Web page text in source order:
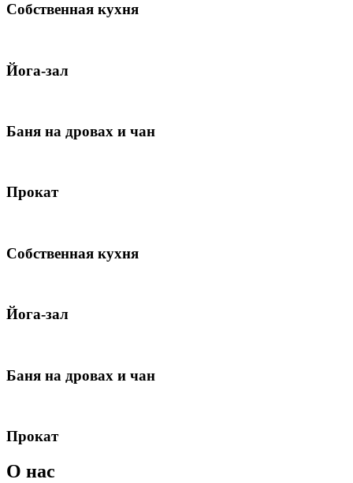
Собственная кухня
Йога-зал
Баня на дровах и чан
Прокат
Собственная кухня
Йога-зал
Баня на дровах и чан
Прокат
О нас